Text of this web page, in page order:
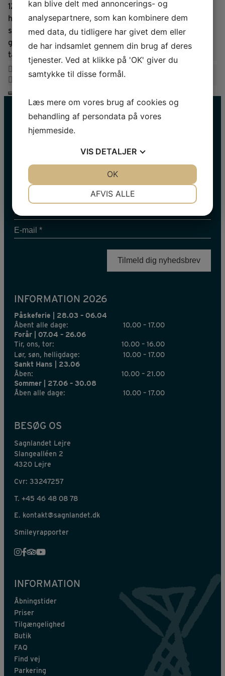
12.00.Fællessang: I Danmark er jeg født Og sidst,
holder Lejre Kommunes siddende borgmester, som
sidder i Sagnlandet Lejres bestyrelse, årets
grundlovstale i Sagnlandet Lejre. Tina Mandrup står for
talen i 2025.
HOLD DIG OPDATERET
Navn
E-
mail
INFORMATION 2026
Påskeferie | 28.03 – 06.04
Åbent alle dage:
10.00 – 17.00
Forår | 07.04 – 26.06
Tir, ons, tor:
10.00 – 16.00
Lør, søn, helligdage:
10.00 – 17.00
Sankt Hans | 23.06
Åben:
10.00 – 21.00
Sommer | 27.06 – 30.08
Åben alle dage:
10.00 – 17.00
BESØG OS
Sagnlandet Lejre
Slangealléen 2
4320 Lejre
Cvr: 33247257
T. +45 46 48 08 78
E. kontakt@sagnlandet.dk
Smileyrapporter
INFORMATION
Åbningstider
Priser
Tilgængelighed
Butik
FAQ
Find vej
Parkering
kan blive delt med annoncerings- og
analysepartnere, som kan kombinere dem
med data, du tidligere har givet dem eller
de har indsamlet gennem din brug af deres
tjenester. Ved at klikke på 'OK' giver du
samtykke til disse formål.
Læs mere om vores brug af cookies og
behandling af persondata på vores
hjemmeside.
VIS DETALJER
AFVIS ALLE
OK